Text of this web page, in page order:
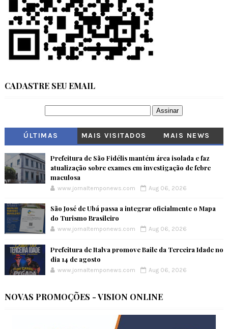
CADASTRE SEU EMAIL
ÚLTIMAS MAIS VISITADOS MAIS NEWS
Prefeitura de São Fidélis mantém área isolada e faz
atualização sobre exames em investigação de febre
maculosa
www.jornaltemponews.com Aug 06, 2026
São José de Ubá passa a integrar oficialmente o Mapa
do Turismo Brasileiro
www.jornaltemponews.com Aug 06, 2026
Prefeitura de Italva promove Baile da Terceira Idade no
dia 14 de agosto
www.jornaltemponews.com Aug 06, 2026
NOVAS PROMOÇÕES - VISION ONLINE